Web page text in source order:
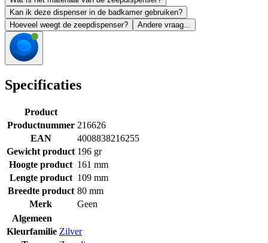
Kan ik deze dispenser in de badkamer gebruiken?
Hoeveel weegt de zeepdispenser?
Andere vraag...
Specificaties
Product
Productnummer 216626
EAN
4008838216255
Gewicht product 196 gr
Hoogte product 161 mm
Lengte product 109 mm
Breedte product 80 mm
Merk
Geen
Algemeen
Kleurfamilie Zilver